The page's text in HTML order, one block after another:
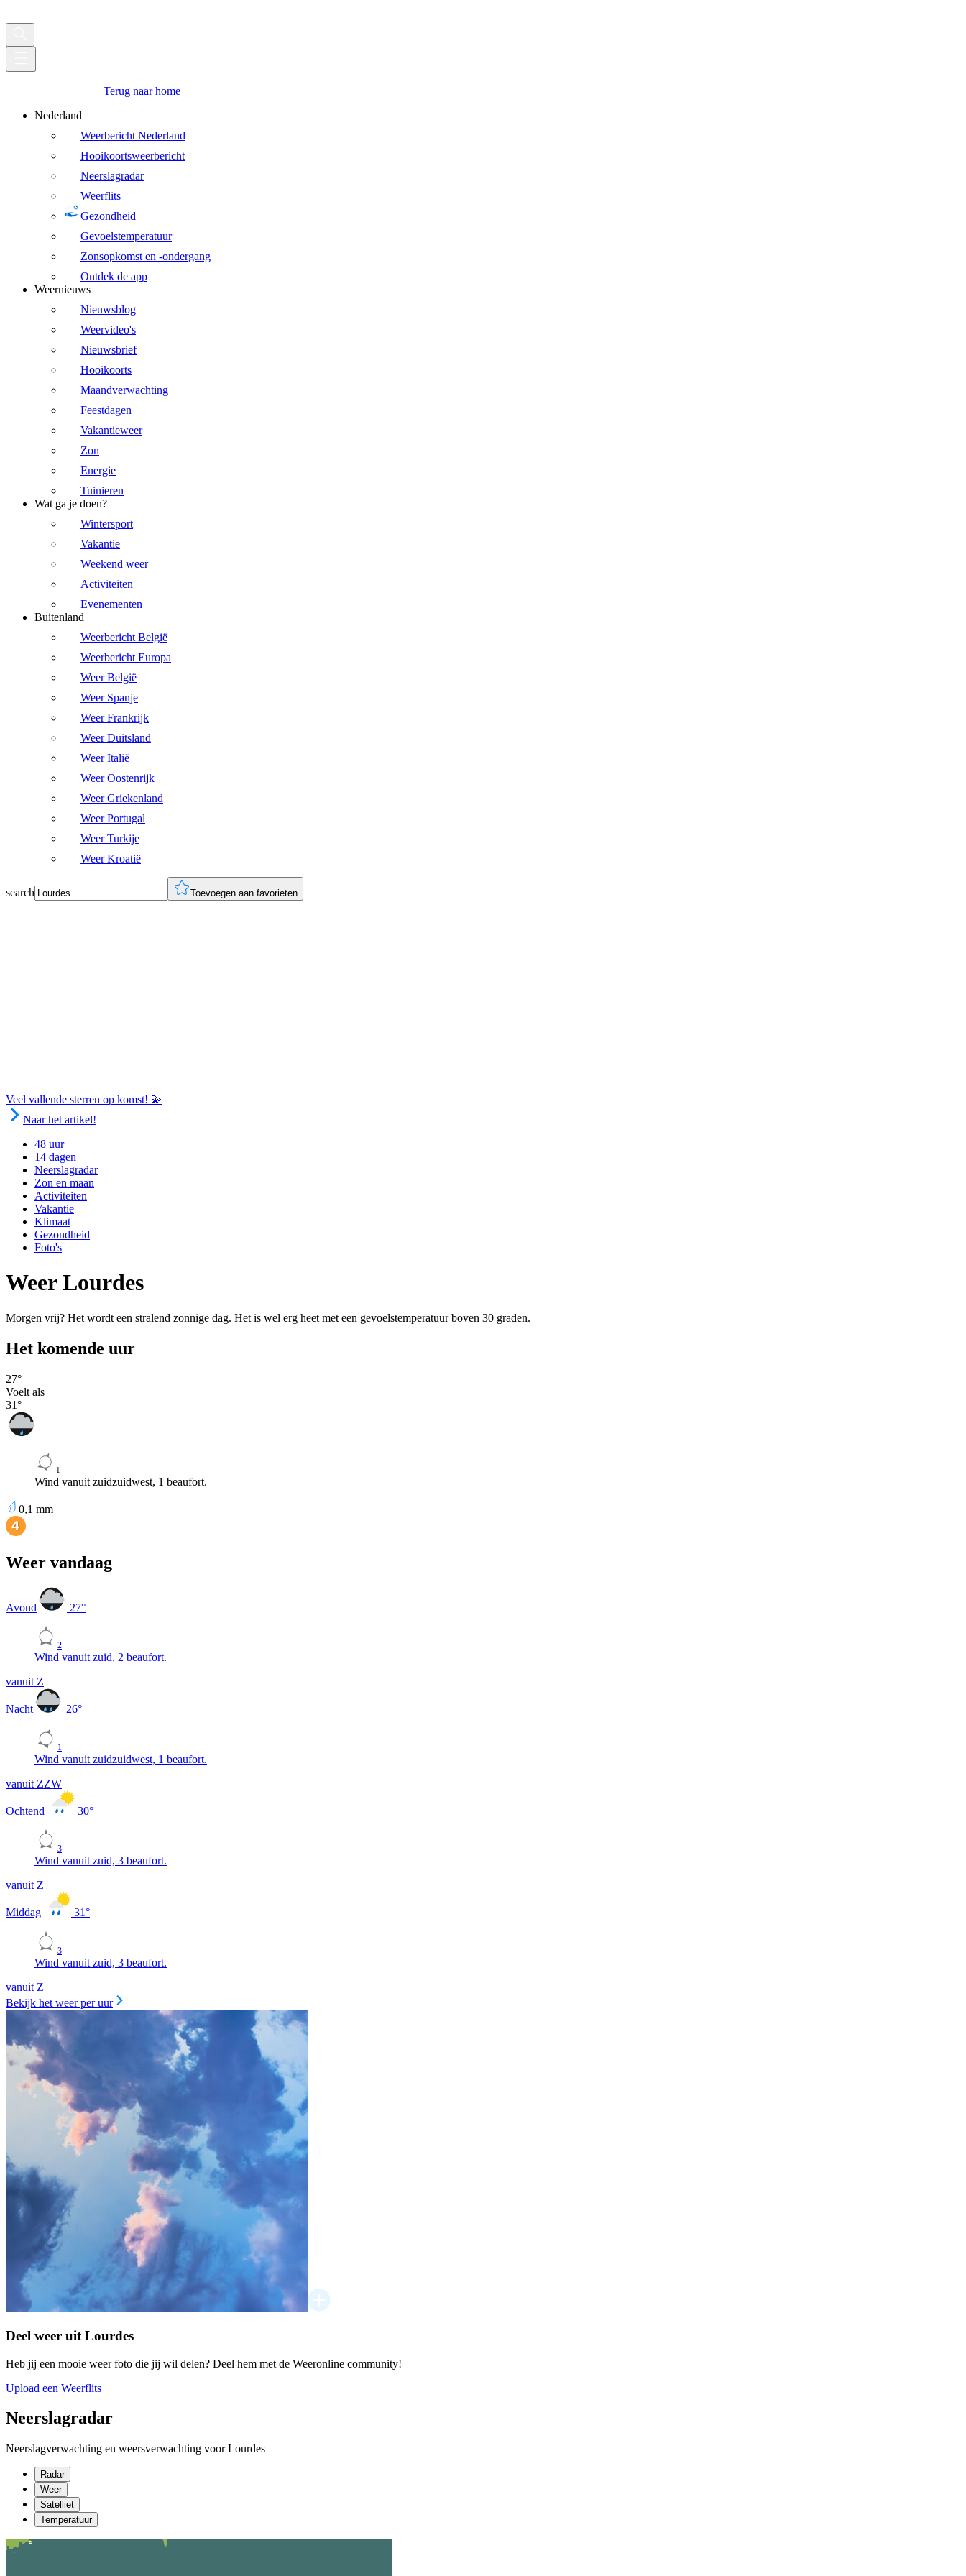
Terug naar home
Nederland
Weerbericht Nederland
Hooikoortsweerbericht
Neerslagradar
Weerflits
Gezondheid
Gevoelstemperatuur
Zonsopkomst en -ondergang
Ontdek de app
Weernieuws
Nieuwsblog
Weervideo's
Nieuwsbrief
Hooikoorts
Maandverwachting
Feestdagen
Vakantieweer
Zon
Energie
Tuinieren
Wat ga je doen?
Wintersport
Vakantie
Weekend weer
Activiteiten
Evenementen
Buitenland
Weerbericht België
Weerbericht Europa
Weer België
Weer Spanje
Weer Frankrijk
Weer Duitsland
Weer Italië
Weer Oostenrijk
Weer Griekenland
Weer Portugal
Weer Turkije
Weer Kroatië
search Toevoegen aan favorieten
Veel vallende sterren op komst! 💫
Naar het artikel!
48 uur
14 dagen
Neerslagradar
Zon en maan
Activiteiten
Vakantie
Klimaat
Gezondheid
Foto's
Weer Lourdes
Morgen vrij? Het wordt een stralend zonnige dag. Het is wel erg heet met een gevoelstemperatuur boven 30 graden.
Het komende uur
27°
Voelt als
31°
1
Wind vanuit zuidzuidwest, 1 beaufort.
0,1 mm
Weer vandaag
Avond 27°
2
Wind vanuit zuid, 2 beaufort.
vanuit Z
Nacht 26°
1
Wind vanuit zuidzuidwest, 1 beaufort.
vanuit ZZW
Ochtend 30°
3
Wind vanuit zuid, 3 beaufort.
vanuit Z
Middag 31°
3
Wind vanuit zuid, 3 beaufort.
vanuit Z
Bekijk het weer per uur
Deel weer uit Lourdes
Heb jij een mooie weer foto die jij wil delen? Deel hem met de Weeronline community!
Upload een Weerflits
Neerslagradar
Neerslagverwachting en weersverwachting voor Lourdes
Radar
Weer
Satelliet
Temperatuur